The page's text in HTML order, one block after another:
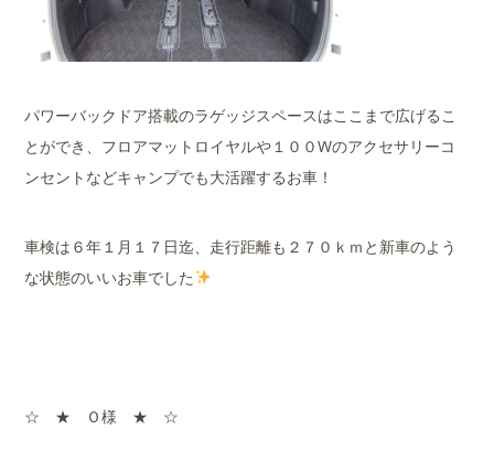
パワーバックドア搭載のラゲッジスペースはここまで広げるこ
とができ、フロアマットロイヤルや１００Wのアクセサリーコ
ンセントなどキャンプでも大活躍するお車！
車検は６年１月１７日迄、走行距離も２７０ｋｍと新車のよう
な状態のいいお車でした
☆ ★ Ｏ様 ★ ☆